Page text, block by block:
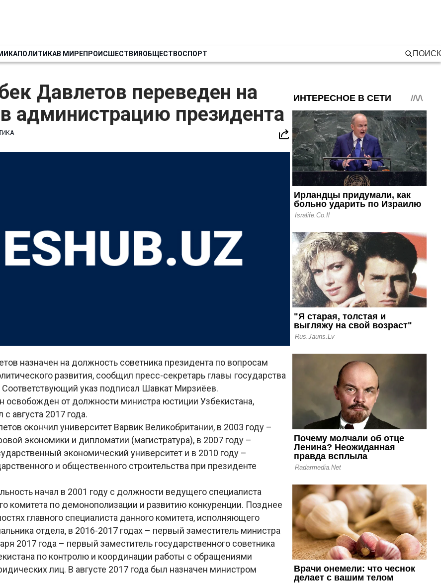
ПОЛИТИКАВ МИРЕПРОИСШЕСТВИЯОБЩЕСТВОСПОРТ ПОИСК
Давлетов переведен на
администрацию президента
назначен на должность советника президента по вопросам
развития, сообщил пресс-секретарь главы государства
указ подписал Шавкат Мирзиёев.
освобожден от должности министра юстиции Узбекистана,
августа 2017 года.
окончил университет Варвик Великобритании, в 2003 году –
экономики и дипломатии (магистратура), в 2007 году –
экономический университет и в 2010 году –
и общественного строительства при президенте
начал в 2001 году с должности ведущего специалиста
комитета по демонополизации и развитию конкуренции. Позднее
главного специалиста данного комитета, исполняющего
отдела, в 2016-2017 годах – первый заместитель министра
2017 года – первый заместитель государственного советника
по контролю и координации работы с обращениями
лиц. В августе 2017 года был назначен министром